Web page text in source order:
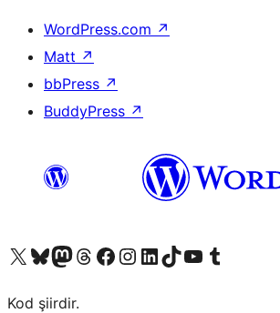
WordPress.com ↗
Matt ↗
bbPress ↗
BuddyPress ↗
X (eski Twitter) hesabımıza bakın
Bluesky hesabımızı ziyaret edinMastodon hesabımızı ziyaret edinThreads hesabımızı ziyaret edinFacebook sayfamızı ziyaret edinInstagram hesabımızı ziyaret edinLinkedIn hesabımızı ziyaret edinTikTok hesabımızı ziyaret edinYouTube kanalımızı ziyaret edinTumblr hesabımızı ziyaret edin
Kod şiirdir.